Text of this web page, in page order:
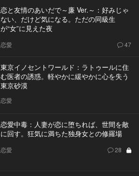
恋と友情のあいだで～廉 Ver.～：好みじゃ
ない、だけど気になる。ただの同級生
が“女”に見えた夜
恋愛 47
東京イノセントワールド：ラトゥールに住
む医者の誘惑。軽やかに緩やかに心を失う
東京砂漠
恋愛
恋愛中毒：人妻が恋に堕ちれば、世間を敵
に回す。狂気に満ちた独身女との修羅場
恋愛 28